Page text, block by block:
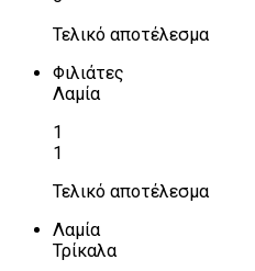
Τελικό αποτέλεσμα
Φιλιάτες
Λαμία
1
1
Τελικό αποτέλεσμα
Λαμία
Τρίκαλα